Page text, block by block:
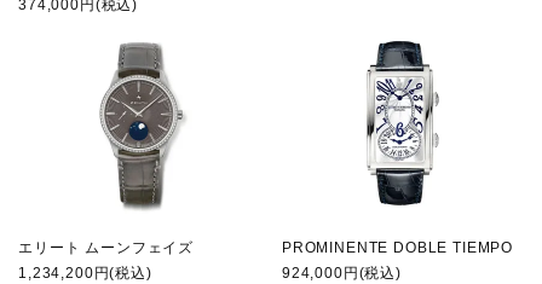
374,000円(税込)
エリート ムーンフェイズ
1,234,200円(税込)
PROMINENTE DOBLE TIEMPO
924,000円(税込)